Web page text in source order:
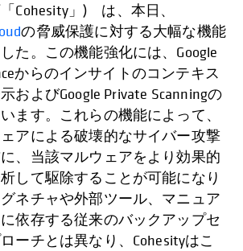
Cohesity」) は、本日、
の脅威保護に対する大幅な機能
た。この機能強化には、Google
からのインサイトのコンテキス
およびGoogle Private Scanningの
ます。これらの機能によって、
アによる破壊的なサイバー攻撃
、当該マルウェアをより効果的
して駆除することが可能になり
ネチャや外部ツール、マニュア
依存する従来のバックアップセ
ーチとは異なり、Cohesityはこ